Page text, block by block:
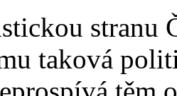
stranu
taková